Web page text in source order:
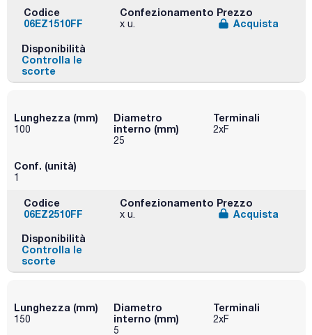
Codice
06EZ1510FF
Confezionamento
x u.
Prezzo
Acquista
Disponibilità
Controlla le
scorte
Lunghezza (mm)
100
Diametro
interno (mm)
25
Terminali
2xF
Conf. (unità)
1
Codice
06EZ2510FF
Confezionamento
x u.
Prezzo
Acquista
Disponibilità
Controlla le
scorte
Lunghezza (mm)
150
Diametro
interno (mm)
5
Terminali
2xF